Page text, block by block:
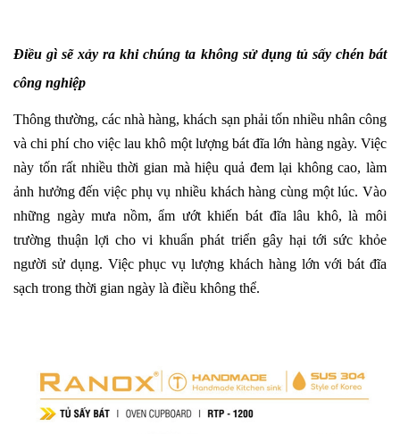
Điều gì sẽ xảy ra khi chúng ta không sử dụng tủ sấy chén bát
công nghiệp
Thông thường, các nhà hàng, khách sạn phải tốn nhiều nhân công
và chi phí cho việc lau khô một lượng bát đĩa lớn hàng ngày. Việc
này tốn rất nhiều thời gian mà hiệu quả đem lại không cao, làm
ảnh hưởng đến việc phụ vụ nhiều khách hàng cùng một lúc. Vào
những ngày mưa nồm, ẩm ướt khiến bát đĩa lâu khô, là môi
trường thuận lợi cho vi khuẩn phát triển gây hại tới sức khỏe
người sử dụng. Việc phục vụ lượng khách hàng lớn với bát đĩa
sạch trong thời gian ngày là điều không thể.